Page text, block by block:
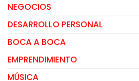
NEGOCIOS
DESARROLLO PERSONAL
BOCA A BOCA
EMPRENDIMIENTO
MÚSICA